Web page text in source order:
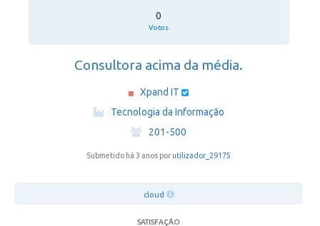
0
Votos
Consultora acima da média.
Xpand IT
Tecnologia da Informação
·
201-500
Submetido há 3 anos por utilizador_29175
cloud
SATISFAÇÃO